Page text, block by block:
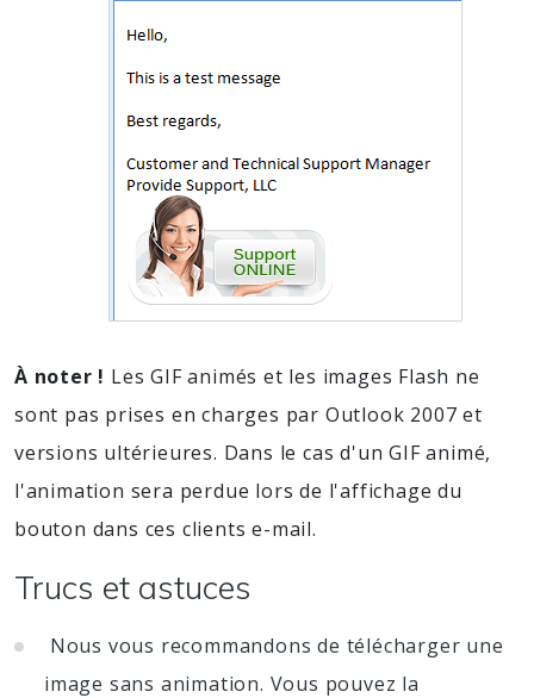
À noter ! Les GIF animés et les images Flash ne
sont pas prises en charges par Outlook 2007 et
versions ultérieures. Dans le cas d'un GIF animé,
l'animation sera perdue lors de l'affichage du
bouton dans ces clients e-mail.
Trucs et astuces
Nous vous recommandons de télécharger une
image sans animation. Vous pouvez la